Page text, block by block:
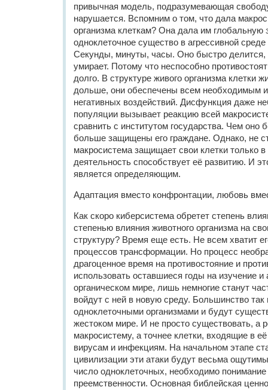
привычная модель, подразумевающая
нарушается. Вспомним о том, что дала
организма клеткам? Она дала им глобальную
одноклеточное существо в агрессивной
Секунды, минуты, часы. Оно быстро делится,
умирает. Потому что неспособно
долго. В структуре живого организма клетки
дольше, они обеспечены всем необходимым
негативных воздействий. Дисфункция даже
популяции вызывает реакцию всей
сравнить с институтом государства. Чем оно
больше защищены его граждане. Однако, не
макросистема защищает свои клетки только
деятельность способствует её развитию. И
является определяющим.
Адаптация вместо конфронтации, любовь
Как скоро киберсистема обретет степень
степенью влияния животного организма на
структуру? Время еще есть. Не всем хватит
процессов трансформации. Но процесс
драгоценное время на противостояние и
использовать оставшиеся годы на изучение
органическом мире, лишь немногие станут
войдут с ней в новую среду. Большинство так
одноклеточными организмами и будут
жестоком мире. И не просто существовать, а
макросистему, а точнее клетки, входящие в
вирусам и инфекциям. На начальном этапе
цивилизации эти атаки будут весьма
число одноклеточных, необходимо
преемственности. Основная библейская